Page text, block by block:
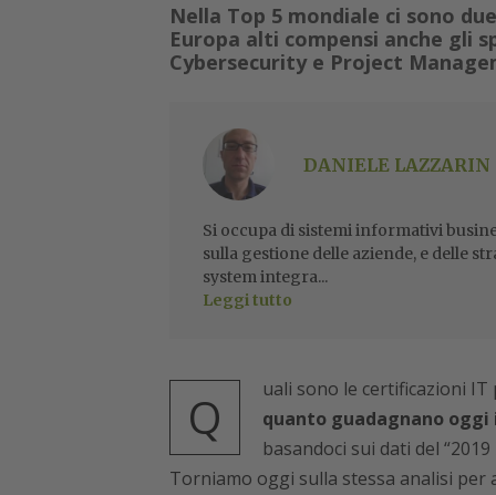
Nella Top 5 mondiale ci sono
Europa alti compensi anche gli
Cybersecurity e Project
DANIELE LAZZARIN
Si occupa di sistemi informativi
sulla gestione delle aziende, e delle
system integra...
Leggi tutto
Q uali sono le certificazioni
quanto guadagnano
basandoci sui dati del
Torniamo oggi sulla stessa analisi